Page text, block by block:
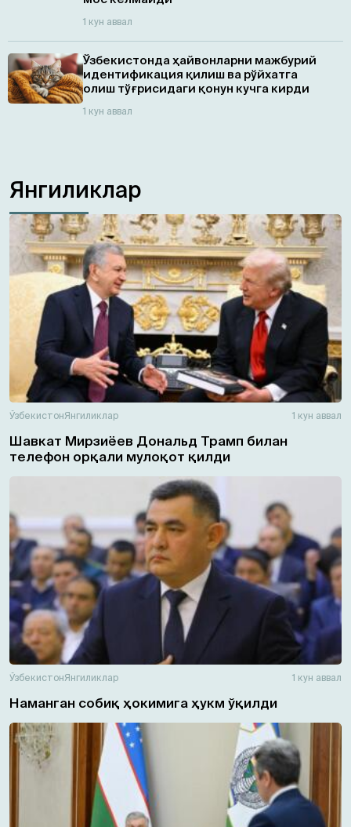
1 кун аввал
Ўзбекистонда ҳайвонларни мажбурий
идентификация қилиш ва рўйхатга
олиш тўғрисидаги қонун кучга кирди
1 кун аввал
Янгиликлар
ЎзбекистонЯнгиликлар 1 кун аввал
Шавкат Мирзиёев Дональд Трамп билан
телефон орқали мулоқот қилди
ЎзбекистонЯнгиликлар 1 кун аввал
Наманган собиқ ҳокимига ҳукм ўқилди